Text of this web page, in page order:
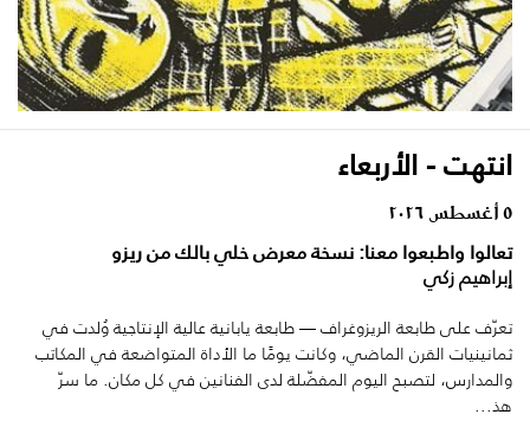
انتهت - الأربعاء
٥ أغسطس ٢٠٢٦
تعالوا واطبعوا معنا: نسخة معرض خلي بالك من ريزو
إبراهيم زكي
تعرّف على طابعة الريزوغراف — طابعة يابانية عالية الإنتاجية وُلدت في
ثمانينيات القرن الماضي، وكانت يومًا ما الأداة المتواضعة في المكاتب
والمدارس، لتصبح اليوم المفضّلة لدى الفنانين في كل مكان. ما سرّ
هذ...